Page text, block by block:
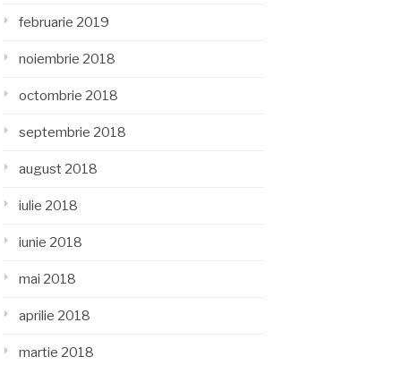
februarie 2019
noiembrie 2018
octombrie 2018
septembrie 2018
august 2018
iulie 2018
iunie 2018
mai 2018
aprilie 2018
martie 2018